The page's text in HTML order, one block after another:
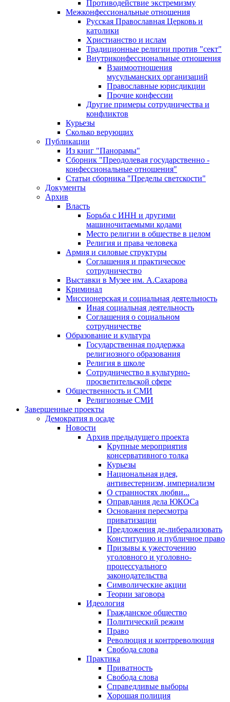
Противодействие экстремизму
Межконфессиональные отношения
Русская Православная Церковь и
католики
Христианство и ислам
Традиционные религии против "сект"
Внутриконфессиональные отношения
Взаимоотношения
мусульманских организаций
Православные юрисдикции
Прочие конфессии
Другие примеры сотрудничества и
конфликтов
Курьезы
Сколько верующих
Публикации
Из книг "Панорамы"
Сборник "Преодолевая государственно -
конфессиональные отношения"
Статьи сборника "Пределы светскости"
Документы
Архив
Власть
Борьба с ИНН и другими
машиночитаемыми кодами
Место религии в обществе в целом
Религия и права человека
Армия и силовые структуры
Соглашения и практическое
сотрудничество
Выставки в Музее им. А.Сахарова
Криминал
Миссионерская и социальная деятельность
Иная социальная деятельность
Соглашения о социальном
сотрудничестве
Образование и культура
Государственная поддержка
религиозного образования
Религия в школе
Сотрудничество в культурно-
просветительской сфере
Общественность и СМИ
Религиозные СМИ
Завершенные проекты
Демократия в осаде
Новости
Архив предыдущего проекта
Крупные мероприятия
консервативного толка
Курьезы
Национальная идея,
антивестернизм, империализм
О странностях любви...
Оправдания дела ЮКОСа
Основания пересмотра
приватизации
Предложения де-либерализовать
Конституцию и публичное право
Призывы к ужесточению
уголовного и уголовно-
процессуального
законодательства
Символические акции
Теории заговора
Идеология
Гражданское общество
Политический режим
Право
Революция и контрреволюция
Свобода слова
Практика
Приватность
Свобода слова
Справедливые выборы
Хорошая полиция